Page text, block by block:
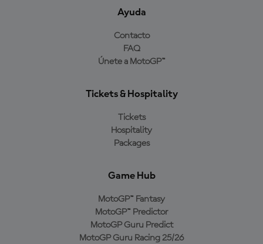
Ayuda
Contacto
FAQ
Únete a MotoGP™
Tickets & Hospitality
Tickets
Hospitality
Packages
Game Hub
MotoGP™ Fantasy
MotoGP™ Predictor
MotoGP Guru Predict
MotoGP Guru Racing 25/26